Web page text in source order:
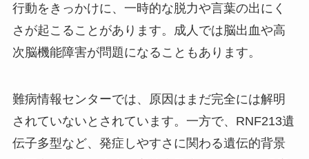
行動をきっかけに、一時的な脱力や言葉の出にく
さが起こることがあります。成人では脳出血や高
次脳機能障害が問題になることもあります。
難病情報センターでは、原因はまだ完全には解明
されていないとされています。一方で、RNF213遺
伝子多型など、発症しやすさに関わる遺伝的背景